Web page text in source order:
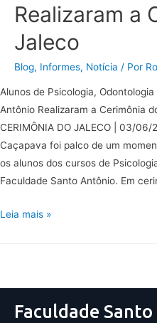
Realizaram a
Jaleco
Blog, Informes, Notícia / Por
Alunos de Psicologia,
Antônio Realizaram a Cerimônia
CERIMÔNIA DO JALECO | 03/
Caçapava foi palco de um
os alunos dos cursos de
Faculdade Santo Antônio. Em
Leia mais »
Faculdade